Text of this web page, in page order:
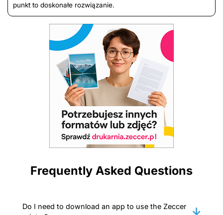
punkt to doskonałe rozwiązanie.
Frequently Asked Questions
Do I need to download an app to use the Zeccer